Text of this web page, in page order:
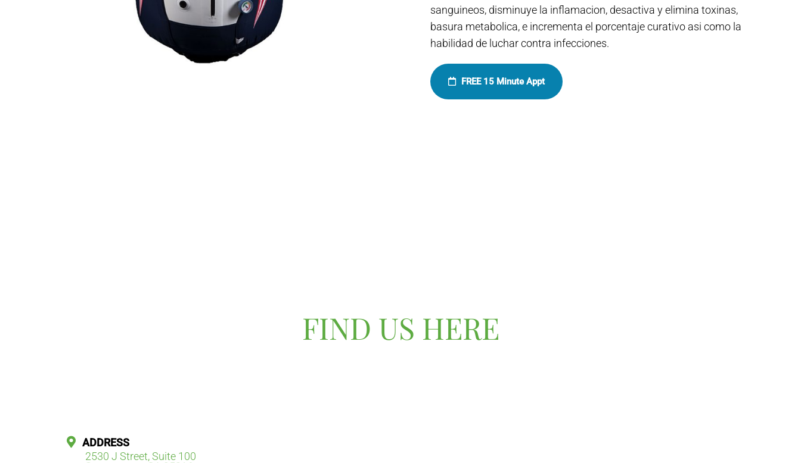
sanguineos, disminuye la inflamacion, desactiva y elimina toxinas,
basura metabolica, e incrementa el porcentaje curativo asi como la
habilidad de luchar contra infecciones.
FREE 15 Minute Appt
FIND US HERE
ADDRESS
2530 J Street, Suite 100